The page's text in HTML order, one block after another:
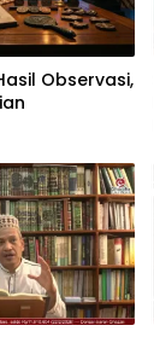
Observasi,